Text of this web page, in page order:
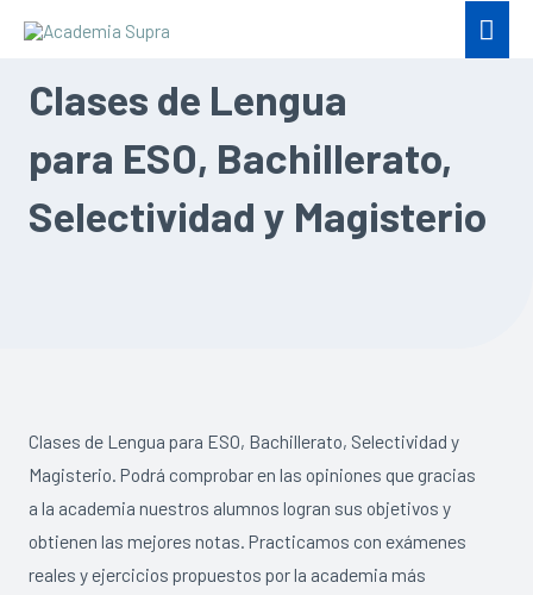
Clases de Lengua
para ESO, Bachillerato,
Selectividad y Magisterio
Clases de Lengua para ESO, Bachillerato, Selectividad y
Magisterio. Podrá comprobar en las opiniones que gracias
a la academia nuestros alumnos logran sus objetivos y
obtienen las mejores notas. Practicamos con exámenes
reales y ejercicios propuestos por la academia más